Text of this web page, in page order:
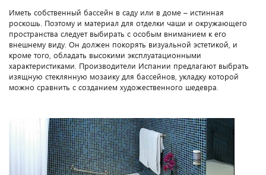
Иметь собственный бассейн в саду или в доме – истинная
роскошь. Поэтому и материал для отделки чаши и окружающего
пространства следует выбирать с особым вниманием к его
внешнему виду. Он должен покорять визуальной эстетикой, и
кроме того, обладать высокими эксплуатационными
характеристиками. Производители Испании предлагают выбрать
изящную стеклянную мозаику для бассейнов, укладку которой
можно сравнить с созданием художественного шедевра.